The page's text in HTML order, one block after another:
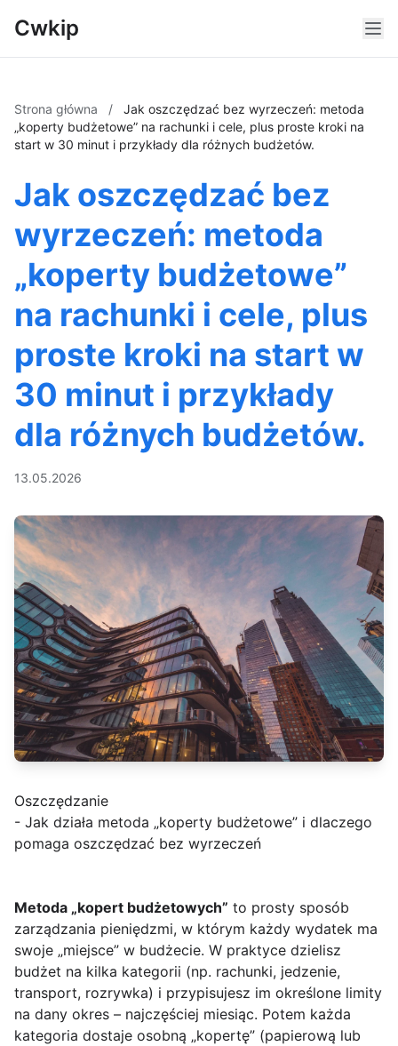
Cwkip
Strona główna /
Jak oszczędzać bez wyrzeczeń: metoda
„koperty budżetowe” na rachunki i cele, plus proste kroki na
start w 30 minut i przykłady dla różnych budżetów.
Jak oszczędzać bez
wyrzeczeń: metoda
„koperty budżetowe”
na rachunki i cele, plus
proste kroki na start w
30 minut i przykłady
dla różnych budżetów.
13.05.2026
Oszczędzanie
- Jak działa metoda „koperty budżetowe” i dlaczego
pomaga oszczędzać bez wyrzeczeń
Metoda „kopert budżetowych” to prosty sposób
zarządzania pieniędzmi, w którym każdy wydatek ma
swoje „miejsce” w budżecie. W praktyce dzielisz
budżet na kilka kategorii (np. rachunki, jedzenie,
transport, rozrywka) i przypisujesz im określone limity
na dany okres – najczęściej miesiąc. Potem każda
kategoria dostaje osobną „kopertę” (papierową lub